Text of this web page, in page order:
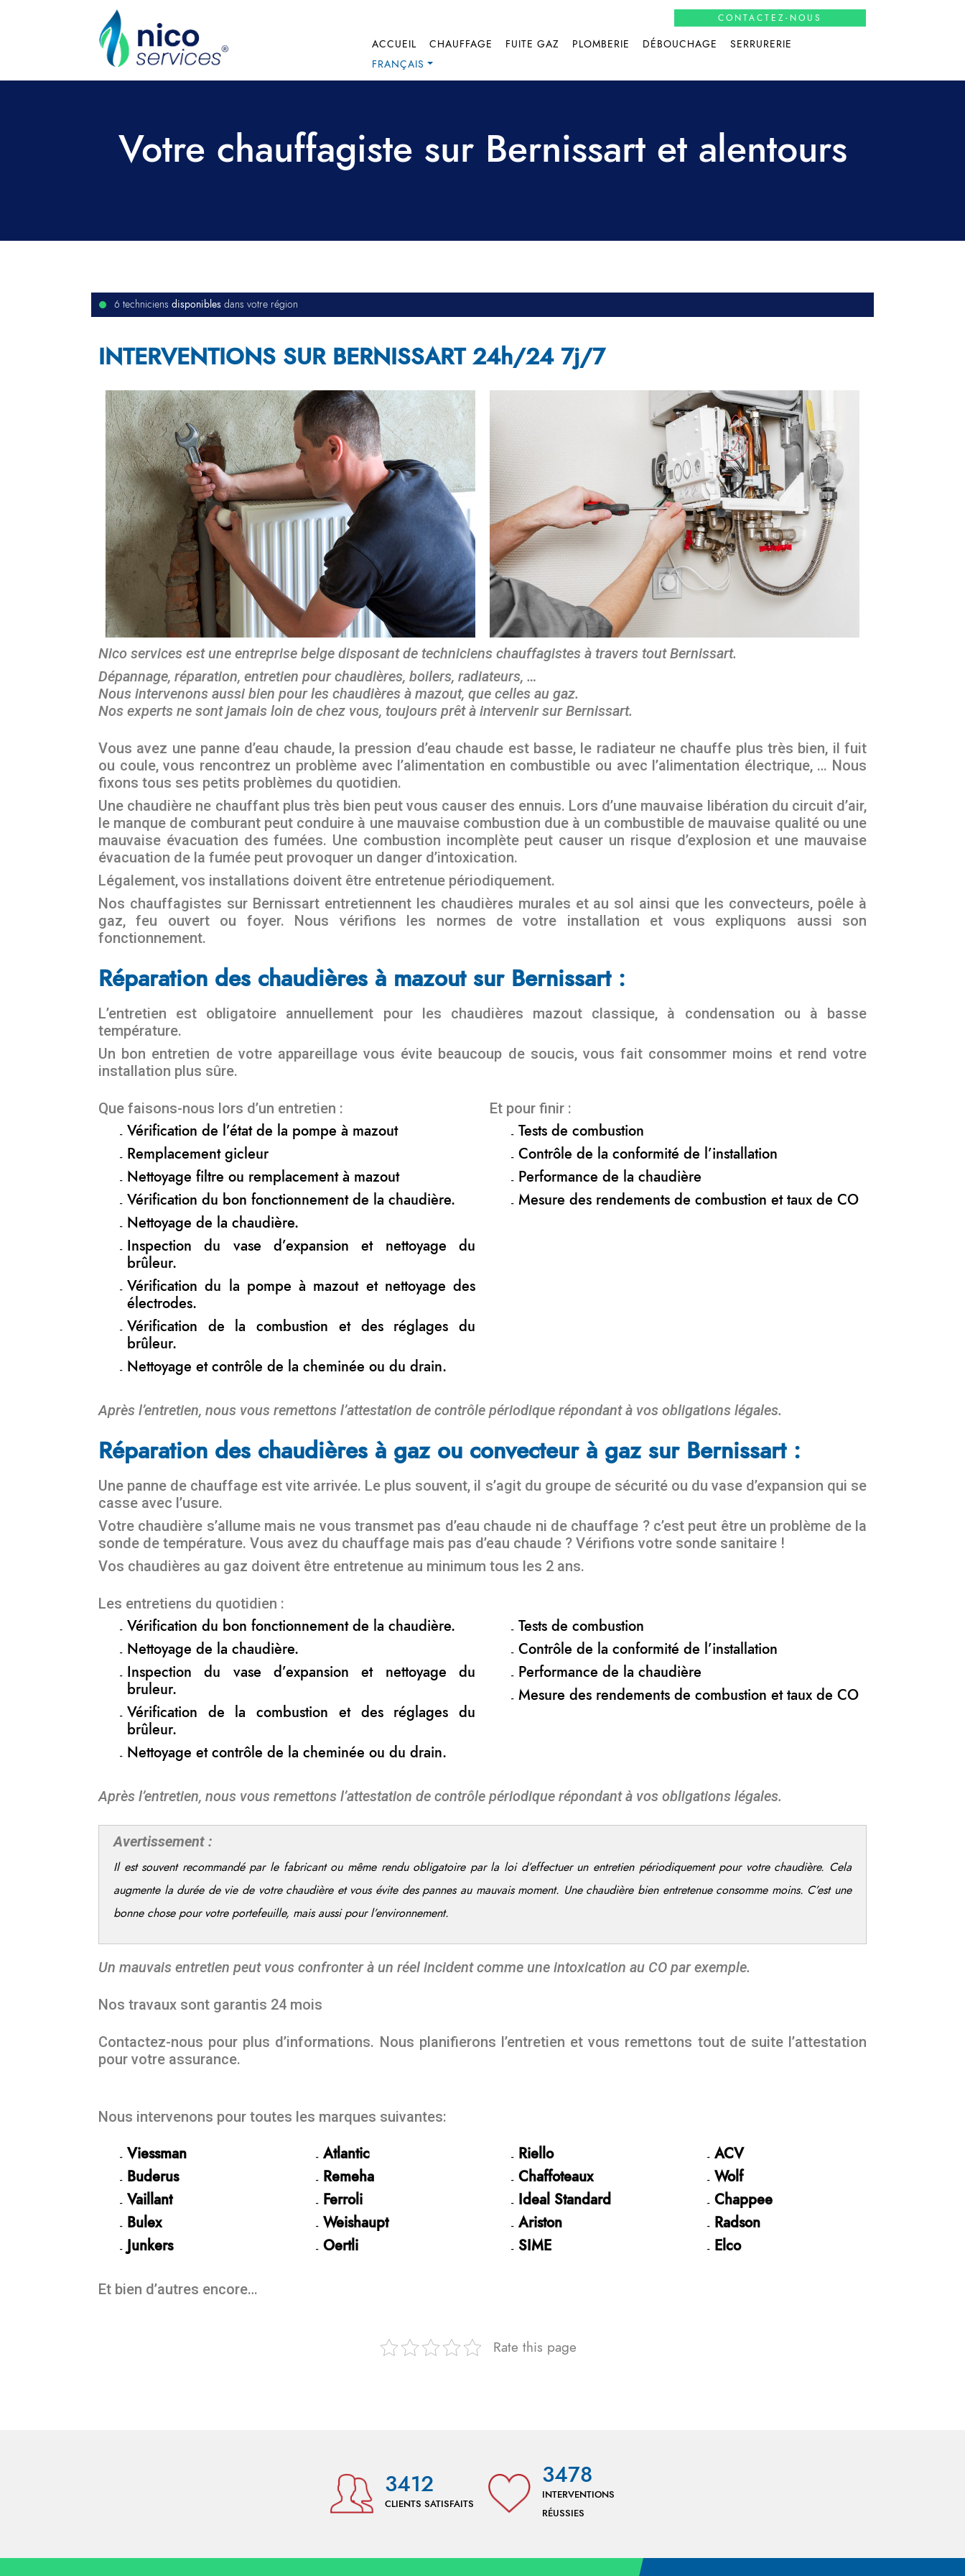
CONTACTEZ-NOUS
ACCUEIL CHAUFFAGE FUITE GAZ PLOMBERIE DÉBOUCHAGE
SERRURERIE
FRANÇAIS
Votre chauffagiste sur Bernissart et alentours
6 techniciensdisponibles dans votre région
INTERVENTIONS SUR BERNISSART 24h/24 7j/7
Nico services est une entreprise belge disposant de techniciens chauffagistes à travers tout Bernissart.
Dépannage, réparation, entretien pour chaudières, boilers, radiateurs, …
Nous intervenons aussi bien pour les chaudières à mazout, que celles au gaz.
Nos experts ne sont jamais loin de chez vous, toujours prêt à intervenir surBernissart.
Vous avez une panne d’eau chaude, la pression d’eau chaude est basse, le radiateur ne chauffe plus très bien, il fuit
ou coule, vous rencontrez un problème avec l’alimentation en combustible ou avec l’alimentation électrique, … Nous
fixons tous ses petits problèmes du quotidien.
Une chaudière ne chauffant plus très bien peut vous causer des ennuis. Lors d’une mauvaise libération du circuit d’air,
le manque de comburant peut conduire à une mauvaise combustion due à un combustible de mauvaise qualité ou une
mauvaise évacuation des fumées. Une combustion incomplète peut causer un risque d’explosion et une mauvaise
évacuation de la fumée peut provoquer un danger d’intoxication.
Légalement, vos installations doivent être entretenue périodiquement.
Nos chauffagistes sur Bernissart entretiennent les chaudières murales et au sol ainsi que les convecteurs, poêle à
gaz, feu ouvert ou foyer. Nous vérifions les normes de votre installation et vous expliquons aussi son
fonctionnement.
Réparation des chaudières à mazout sur Bernissart :
L’entretien est obligatoire annuellement pour les chaudières mazout classique, à condensation ou à basse
température.
Un bon entretien de votre appareillage vous évite beaucoup de soucis, vous fait consommer moins et rend votre
installation plus sûre.
Que faisons-nous lors d’un entretien :
Vérification de l’état de la pompe à mazout
Remplacement gicleur
Nettoyage filtre ou remplacement à mazout
Vérification du bon fonctionnement de la chaudière.
Nettoyage de la chaudière.
Inspection du vase d’expansion et nettoyage du
brûleur.
Vérification du la pompe à mazout et nettoyage des
électrodes.
Vérification de la combustion et des réglages du
brûleur.
Nettoyage et contrôle de la cheminée ou du drain.
Et pour finir :
Tests de combustion
Contrôle de la conformité de l’installation
Performance de la chaudière
Mesure des rendements de combustion et taux de CO
Après l’entretien, nous vous remettons l’attestation de contrôle périodique répondant à vos obligations légales.
Réparation des chaudières à gaz ou convecteur à gaz sur Bernissart :
Une panne de chauffage est vite arrivée. Le plus souvent, il s’agit du groupe de sécurité ou du vase d’expansion qui se
casse avec l’usure.
Votre chaudière s’allume mais ne vous transmet pas d’eau chaude ni de chauffage ? c’est peut être un problème de la
sonde de température. Vous avez du chauffage mais pas d’eau chaude ? Vérifions votre sonde sanitaire !
Vos chaudières au gaz doivent être entretenue au minimum tous les 2 ans.
Les entretiens du quotidien :
Vérification du bon fonctionnement de la chaudière.
Nettoyage de la chaudière.
Inspection du vase d’expansion et nettoyage du
bruleur.
Vérification de la combustion et des réglages du
brûleur.
Nettoyage et contrôle de la cheminée ou du drain.
Tests de combustion
Contrôle de la conformité de l’installation
Performance de la chaudière
Mesure des rendements de combustion et taux de CO
Après l’entretien, nous vous remettons l’attestation de contrôle périodique répondant à vos obligations légales.
Avertissement :
Il est souvent recommandé par le fabricant ou même rendu obligatoire par la loi d’effectuer un entretien périodiquement pour votre chaudière. Cela
augmente la durée de vie de votre chaudière et vous évite des pannes au mauvais moment. Une chaudière bien entretenue consomme moins. C’est une
bonne chose pour votre portefeuille, mais aussi pour l’environnement.
Un mauvais entretien peut vous confronter à un réel incident comme une intoxication au CO par exemple.
Nos travaux sont garantis 24 mois
Contactez-nous pour plus d’informations. Nous planifierons l’entretien et vous remettons tout de suite l’attestation
pour votre assurance.
Nous intervenons pour toutes les marques suivantes:
Viessman
Buderus
Vaillant
Bulex
Junkers
Atlantic
Remeha
Ferroli
Weishaupt
Oertli
Riello
Chaffoteaux
Ideal Standard
Ariston
SIME
ACV
Wolf
Chappee
Radson
Elco
Et bien d’autres encore…
Rate this page
3412
CLIENTS SATISFAITS
3478
INTERVENTIONS
RÉUSSIES